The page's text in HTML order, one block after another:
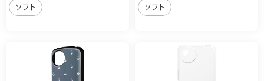
ソフト ソフト